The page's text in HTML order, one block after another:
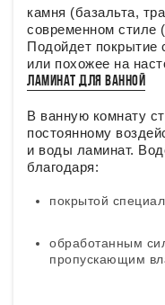
камня (базальта,
современном стиле
Подойдет
или похожее на
ЛАМИНАТ ДЛЯ ВАННОЙ
В ванную комнату
постоянному
и воды ламинат.
благодаря:
покрытой
обработанным
пропускающим